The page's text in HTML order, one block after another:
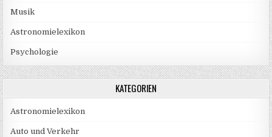
Musik
Astronomielexikon
Psychologie
KATEGORIEN
Astronomielexikon
Auto und Verkehr